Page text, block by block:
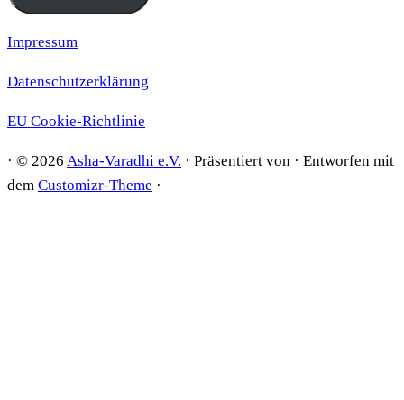
Impressum
Datenschutzerklärung
EU Cookie-Richtlinie
· © 2026 Asha-Varadhi e.V. · Präsentiert von · Entworfen mit
dem Customizr-Theme ·